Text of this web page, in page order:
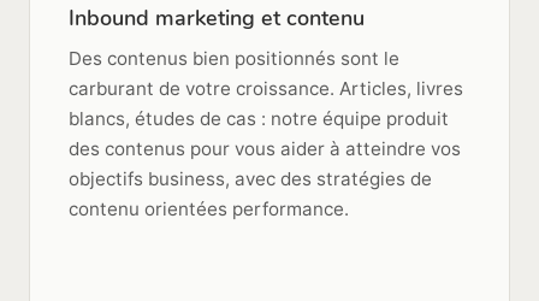
Inbound marketing et contenu
Des contenus bien positionnés sont le
carburant de votre croissance. Articles, livres
blancs, études de cas : notre équipe produit
des contenus pour vous aider à atteindre vos
objectifs business, avec des stratégies de
contenu orientées performance.